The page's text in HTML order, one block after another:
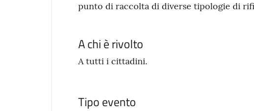
punto di raccolta di diverse tipologie di
A chi è rivolto
A tutti i cittadini.
Tipo evento